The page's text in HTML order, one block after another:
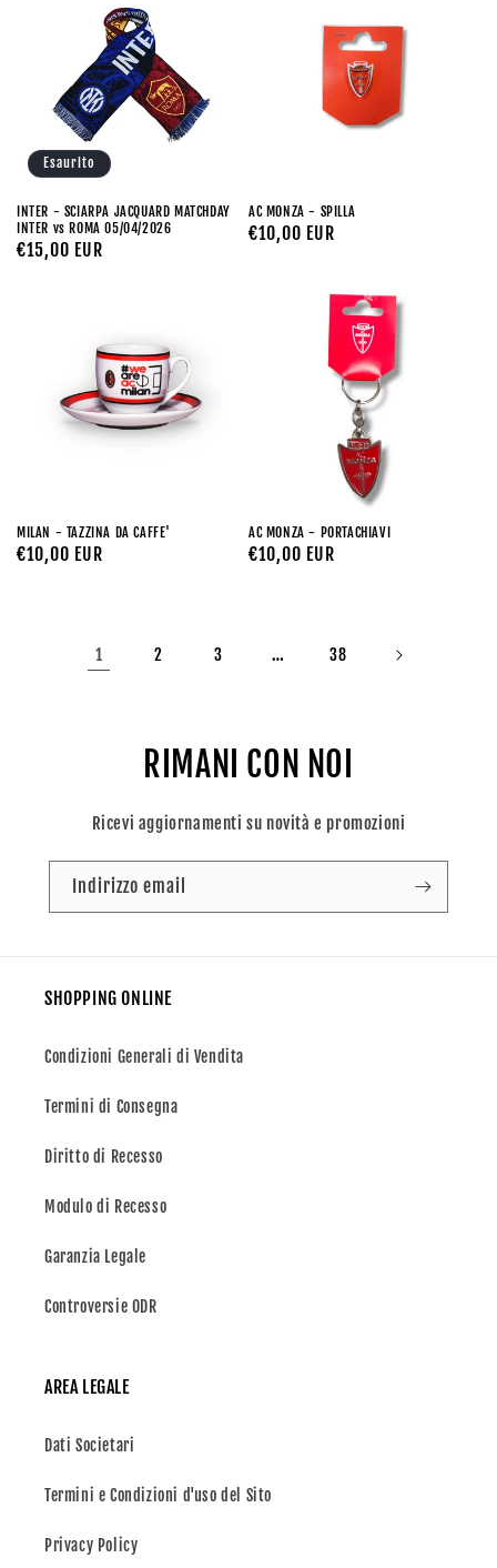
Esaurito
INTER - SCIARPA JACQUARD MATCHDAY
INTER vs ROMA 05/04/2026
Prezzo
€15,00 EUR
AC MONZA - SPILLA
Prezzo
€10,00 EUR
MILAN - TAZZINA DA CAFFE'
Prezzo
€10,00 EUR
AC MONZA - PORTACHIAVI
Prezzo
€10,00 EUR
1 2 3 … 38
RIMANI CON NOI
Ricevi aggiornamenti su novità e promozioni
Indirizzo email
SHOPPING ONLINE
Condizioni Generali di Vendita
Termini di Consegna
Diritto di Recesso
Modulo di Recesso
Garanzia Legale
Controversie ODR
AREA LEGALE
Dati Societari
Termini e Condizioni d'uso del Sito
Privacy Policy